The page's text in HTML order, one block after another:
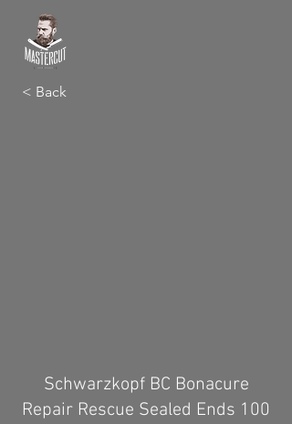
< Back
Schwarzkopf BC Bonacure
Repair Rescue Sealed Ends 100